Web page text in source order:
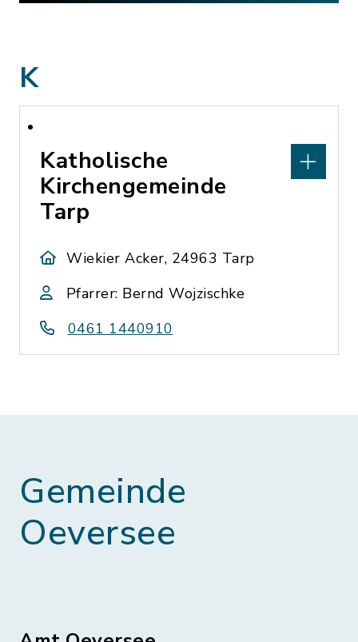
K
Katholische
Kirchengemeinde
Tarp
Wiekier Acker, 24963 Tarp
Pfarrer: Bernd Wojzischke
0461 1440910
Gemeinde
Oeversee